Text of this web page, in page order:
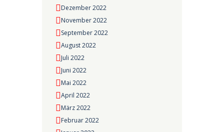
Dezember 2022
November 2022
September 2022
August 2022
Juli 2022
Juni 2022
Mai 2022
April 2022
März 2022
Februar 2022